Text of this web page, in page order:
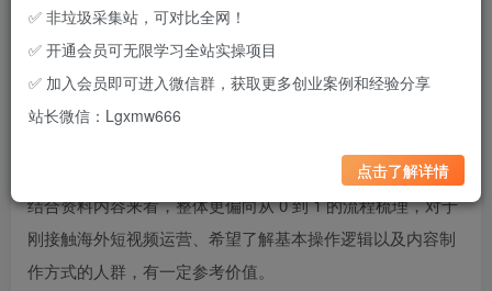
这是围绕 TikTok 出海方向整理的实操学习视频，内容主要覆
盖账号环境准备、基础设置、视频发布、内容处理以及多种
常见运营思路，适合作为入门研究与流程参考。
结合资料内容来看，整体更偏向从 0 到 1 的流程梳理，对于
刚接触海外短视频运营、希望了解基本操作逻辑以及内容制
作方式的人群，有一定参考价值。
✅ 非垃圾采集站，可对比全网！
✅ 开通会员可无限学习全站实操项目
✅ 加入会员即可进入微信群，获取更多创业案例和经验分享
站长微信：Lgxmw666
点击了解详情